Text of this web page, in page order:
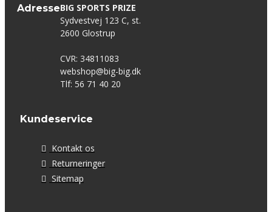
AdresseBIG SPORTS PRIZE
Sydvestvej 123 C, st.
2600 Glostrup
CVR: 34811083
webshop@big-big.dk
Tlf: 56 71 40 20
Kundeservice
Kontakt os
Returneringer
Sitemap